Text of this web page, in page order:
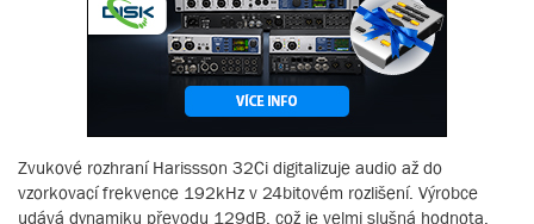
Zvukové rozhraní Harissson 32Ci digitalizuje audio až do
vzorkovací frekvence 192kHz v 24bitovém rozlišení. Výrobce
udává dynamiku převodu 129dB, což je velmi slušná hodnota.